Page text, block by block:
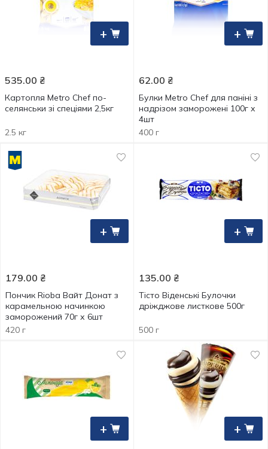
+
535.00 ₴
Картопля Metro Chef по-
селянськи зі спеціями 2,5кг
2.5 кг
+
62.00 ₴
Булки Metro Chef для паніні з
надрізом заморожені 100г х
4шт
400 г
+
179.00 ₴
Пончик Rioba Вайт Донат з
карамельною начинкою
заморожений 70г х 6шт
420 г
+
135.00 ₴
Тісто Віденські Булочки
дріжджове листкове 500г
500 г
+ +